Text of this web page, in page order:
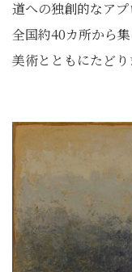
道への独創的なア
全国約40カ所から
美術とともにたどり